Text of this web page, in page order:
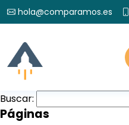
hola@comparamos.es
Buscar:
Páginas